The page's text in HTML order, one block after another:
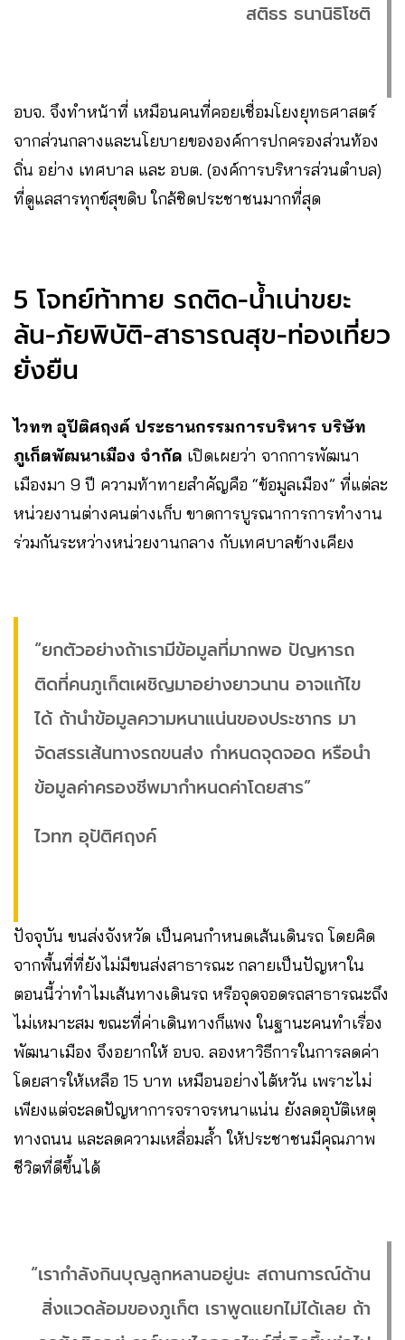
สติธร ธนานิธิโชติ
อบจ. จึงทำหน้าที่ เหมือนคนที่คอยเชื่อมโยงยุทธศาสตร์
จากส่วนกลางและนโยบายขององค์การปกครองส่วนท้อง
ถิ่น อย่าง เทศบาล และ อบต. (องค์การบริหารส่วนตำบล)
ที่ดูแลสารทุกข์สุขดิบ ใกล้ชิดประชาชนมากที่สุด
5 โจทย์ท้าทาย รถติด-น้ำเน่าขยะ
ล้น-ภัยพิบัติ-สาธารณสุข-ท่องเที่ยว
ยั่งยืน
ไวทฑ อุปัติศฤงค์ ประธานกรรมการบริหาร บริษัท
ภูเก็ตพัฒนาเมือง จำกัด เปิดเผยว่า จากการพัฒนา
เมืองมา 9 ปี ความท้าทายสำคัญคือ “ข้อมูลเมือง” ที่แต่ละ
หน่วยงานต่างคนต่างเก็บ ขาดการบูรณาการการทำงาน
ร่วมกันระหว่างหน่วยงานกลาง กับเทศบาลข้างเคียง
“ยกตัวอย่างถ้าเรามีข้อมูลที่มากพอ ปัญหารถ
ติดที่คนภูเก็ตเผชิญมาอย่างยาวนาน อาจแก้ไข
ได้ ถ้านำข้อมูลความหนาแน่นของประชากร มา
จัดสรรเส้นทางรถขนส่ง กำหนดจุดจอด หรือนำ
ข้อมูลค่าครองชีพมากำหนดค่าโดยสาร”
ไวทฑ อุปัติศฤงค์
ปัจจุบัน ขนส่งจังหวัด เป็นคนกำหนดเส้นเดินรถ โดยคิด
จากพื้นที่ที่ยังไม่มีขนส่งสาธารณะ กลายเป็นปัญหาใน
ตอนนี้ว่าทำไมเส้นทางเดินรถ หรือจุดจอดรถสาธารณะถึง
ไม่เหมาะสม ขณะที่ค่าเดินทางก็แพง ในฐานะคนทำเรื่อง
พัฒนาเมือง จึงอยากให้ อบจ. ลองหาวิธีการในการลดค่า
โดยสารให้เหลือ 15 บาท เหมือนอย่างไต้หวัน เพราะไม่
เพียงแต่จะลดปัญหาการจราจรหนาแน่น ยังลดอุบัติเหตุ
ทางถนน และลดความเหลื่อมล้ำ ให้ประชาชนมีคุณภาพ
ชีวิตที่ดีขึ้นได้
“เรากำลังกินบุญลูกหลานอยู่นะ สถานการณ์ด้าน
สิ่งแวดล้อมของภูเก็ต เราพูดแยกไม่ได้เลย ถ้า